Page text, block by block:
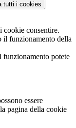
tutti i cookies
cookie consentire.
il funzionamento della
funzionamento potete
essere
pagina della cookie